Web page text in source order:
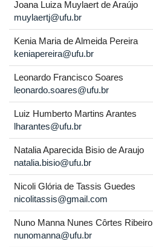
Joana Luiza Muylaert de Araújo
muylaertj@ufu.br
Kenia Maria de Almeida Pereira
keniapereira@ufu.br
Leonardo Francisco Soares
leonardo.soares@ufu.br
Luiz Humberto Martins Arantes
lharantes@ufu.br
Natalia Aparecida Bisio de Araujo
natalia.bisio@ufu.br
Nicoli Glória de Tassis Guedes
nicolitassis@gmail.com
Nuno Manna Nunes Côrtes Ribeiro
nunomanna@ufu.br